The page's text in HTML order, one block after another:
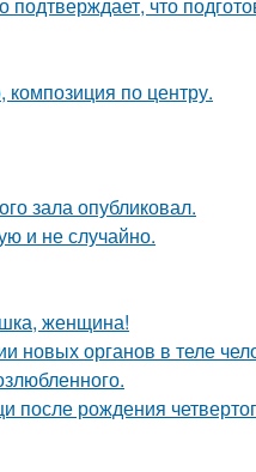
композиция по центру.
зала опубликовал.
и не случайно.
женщина!
новых органов в теле
рождения